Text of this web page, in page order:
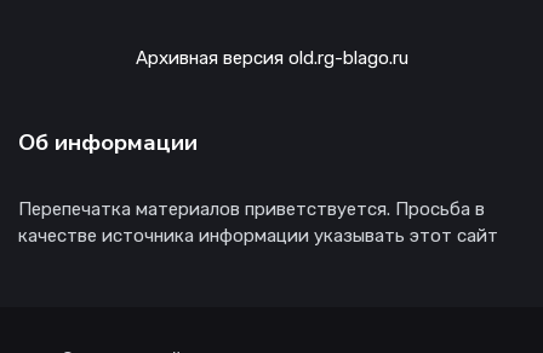
Архивная версия old.rg-blago.ru
Об информации
Перепечатка материалов приветствуется. Просьба в
качестве источника информации указывать этот сайт